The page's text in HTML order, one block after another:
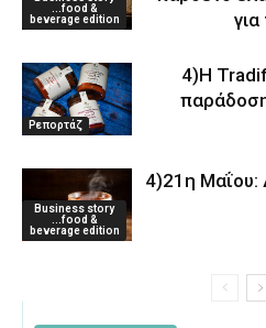
...food &
beverage edition
Ρεπορτάζ
4)Η
Business story
...food &
beverage edition
4)21η Μαΐου: